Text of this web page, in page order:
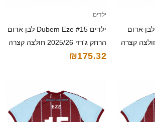
ילדים ג'ואי דוסון #22 לבן אדום
ילדים
ילדים Dubem Eze #15 לבן אדום
הרחק ג'רזי 2025/26 חולצה קצרה
₪175.32